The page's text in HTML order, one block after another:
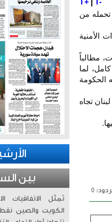
T+|
T-
تحمله من
الأمنية
مطالباً
لما
أقرته الحكومة
أن 3 صواريخ أُطلِقت من لبنان تجاه
0
بين
تُمثّل الاتفاقيات
الكويت والصين